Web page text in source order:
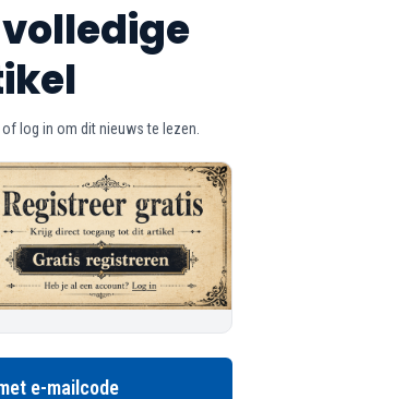
volledige
log in om dit nieuws te lezen.
e-mailcode